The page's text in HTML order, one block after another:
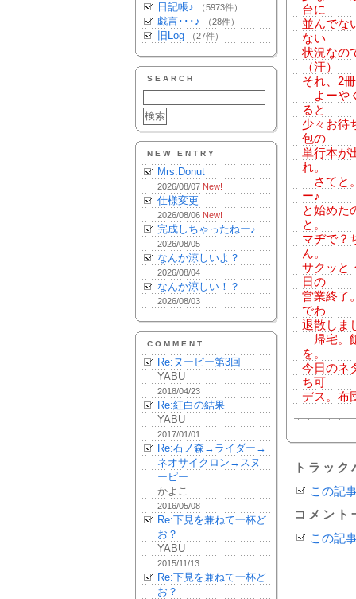
日記帳♪ （5973件）
戯言･･･♪ （28件）
旧Log （27件）
SEARCH
NEW ENTRY
Mrs.Donut
2026/08/07 New!
仕様変更
2026/08/06 New!
完成しちゃったねー♪
2026/08/05
なんか涼しいよ？
2026/08/04
なんか涼しい！？
2026/08/03
COMMENT
Re:ヌーピー第3回
YABU
2018/04/23
Re:紅白の結果
YABU
2017/01/01
Re:石ノ森→ライダー→
ネオサイクロン→スヌ
ーピー
かよこ
2016/05/08
Re:下見を兼ねて一杯ど
お？
YABU
2015/11/13
Re:下見を兼ねて一杯ど
お？
台に
並んでな
ない
状況なの
（汗）
それ、2
よーや
ると
少々お待
包の
単行本が
れ。
さてと
ー♪
と始めた
と。
マヂで？
ん。
サクッと
日の
営業終了
でわ
退散しま
帰宅。
を。
今日のネ
ち可
デス。布
トラッ
この記
コメント
この記